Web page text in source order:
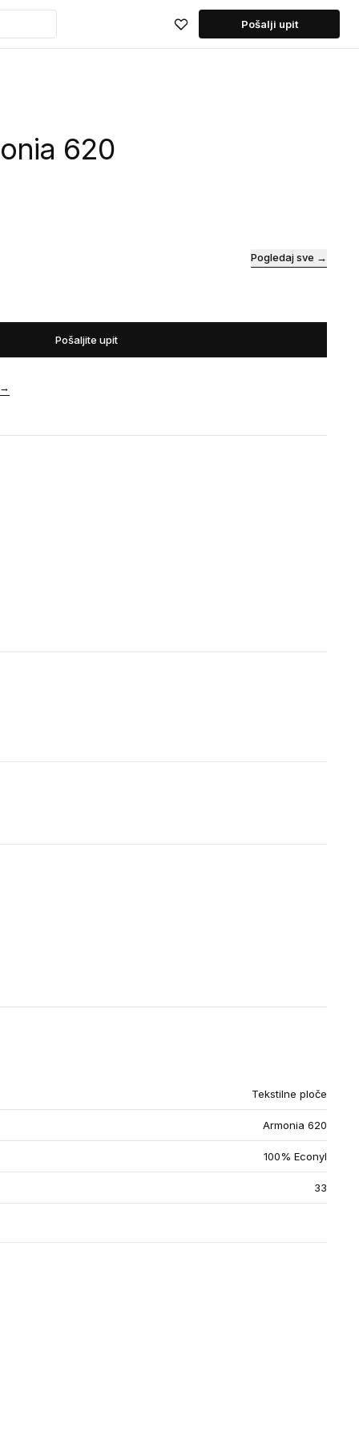
Pošalji upit
620
Pogledaj sve →
Pošaljite upit
Tekstilne ploče
Armonia 620
100% Econyl
33